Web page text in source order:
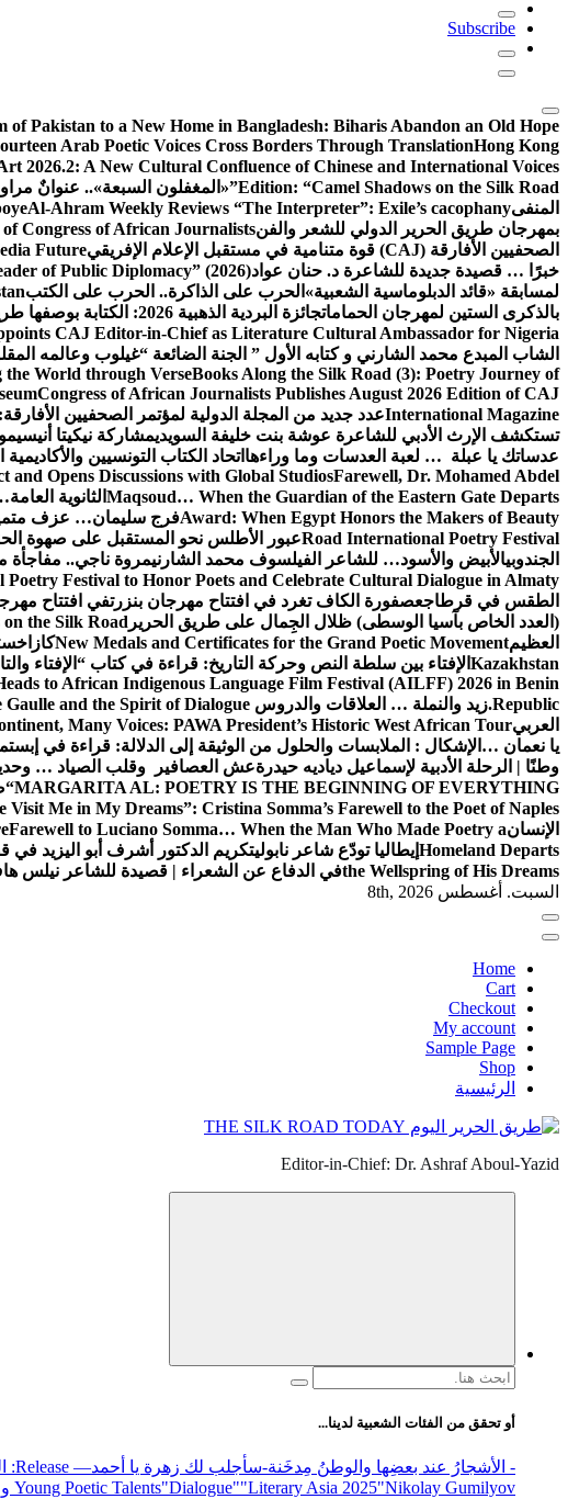
Subscribe
of Pakistan to a New Home in Bangladesh: Biharis Abandon an Old Hope
Arab Poetic Voices Cross Borders Through TranslationHong Kong
2026.2: A New Cultural Confluence of Chinese and International Voices
Edition: “Camel Shadows on the Silk Road” «المغفلون السبعة».. عنوانٌ
المنفىAl-Ahram Weekly Reviews “The Interpreter”: Exile’s cacophany
بمهرجان طريق الحرير الدولي للشعر والفنCongress of African Journalists
الصحفيين الأفارقة (CAJ) قوة متنامية في مستقبل الإعلام الإفريقي
Future
خبرًا … قصيدة جديدة للشاعرة د. حنان عوادof Public Diplomacy” (2026)
لمسابقة «قائد الدبلوماسية الشعبية» الحرب على الذاكرة.. الحرب على الكتب
بالذكرى الستين لمهرجان الحماماتجائزة البردية الذهبية 2026: الكتابة بوصفها طريق الحرير بين الحضارات
CAJ Editor-in-Chief as Literature Cultural Ambassador for Nigeria
الشاب المبدع محمد الشارني و كتابه الأول ” الجنة الضائعة “غيلوب وعالمه
the World through VerseBooks Along the Silk Road (3): Poetry Journey of
Congress of African Journalists Publishes August 2026 Edition of CAJ
International Magazineعدد جديد من المجلة الدولية لمؤتمر الصحفيين
تستكشف الإرث الأدبي للشاعرة عوشة بنت خليفة السويديمشاركة نيكيتا
عدساتك يا عبلة … لعبة العدسات وما وراءها اتحاد الكتاب التونسيين
Opens Discussions with Global StudiosFarewell, Dr. Mohamed Abdel
Maqsoud… When the Guardian of the Eastern Gate Departs الثانوية
Award: When Egypt Honors the Makers of Beautyفرج سليمان… عزف
Road International Poetry Festivalعبور الأطلس نحو المستقبل على صهوة
الجندوبيالأبيض والأسود… للشاعر الفيلسوف محمد الشارنيمروة ناجي.. مفاجأة
Festival to Honor Poets and Celebrate Cultural Dialogue in Almaty
الطقس في قرطاجعصفورة الكاف تغرد في افتتاح مهرجان بنزرتفي افتتاح
(العدد الخاص بآسيا الوسطى) ظلال الجِمال على طريق الحرير on the Silk Road
العظيمNew Medals and Certificates for the Grand Poetic Movement
Kazakhstan الإفتاء بين سلطة النص وحركة التاريخ: قراءة في كتاب “الإفتاء
to African Indigenous Language Film Festival (AILFF) 2026 in Benin
Republic. زيد والنملة … العلاقات والدروس and the Spirit of Dialogue
العربيMany Voices: PAWA President’s Historic West African Tour
يا نعمان …الإشكال : الملابسات والحلول من الوثيقة إلى الدلالة: قراءة في
وطنًا | الرحلة الأدبية لإسماعيل دياديه حيدرةعش العصافير وقلب الصياد …
MARGARITA AL: POETRY IS THE BEGINNING OF EVERYTHING
Visit Me in My Dreams”: Cristina Somma’s Farewell to the Poet of Naples
الإنسانFarewell to Luciano Somma… When the Man Who Made Poetry a
Homeland Departs إيطاليا تودّع شاعر نابوليتكريم الدكتور أشرف أبو اليزيد
the Wellspring of His Dreamsفي الدفاع عن الشعراء | قصيدة للشاعر نيلس
السبت. أغسطس 8th, 2026
Home
Cart
Checkout
My account
Sample Page
Shop
الرئيسية
Editor-in-Chief: Dr. Ashraf Aboul-Yazid
البحث
أو تحقق من الفئات الشعبية لدينا...
- الأشجارُ عند بعضِها والوطنُ مِدخَنة-سأجلب لك زهرة يا أحمد— Release
:
Young Poetic Talents"Dialogue""Literary Asia 2025"Nikolay Gumilyov و poet